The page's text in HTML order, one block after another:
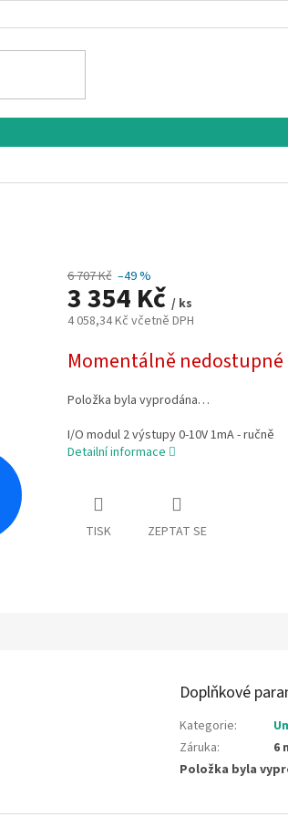
6 707 Kč –49 %
3 354 Kč / ks
4 058,34 Kč včetně DPH
cena:
Momentálně nedostupné
Položka byla vyprodána…
I/O modul 2 výstupy 0-10V 1mA - ručně
Detailní informace
TISK ZEPTAT SE
Doplňkové
Kategorie:
Záruka:
6
Položka byla